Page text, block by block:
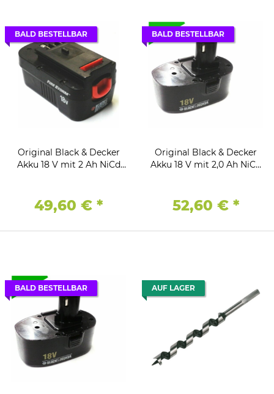
BALD BESTELLBAR
Original Black & Decker
Akku 18 V mit 2 Ah NiCd
49,60 € *
BALD BESTELLBAR
Original Black & Decker
Akku 18 V mit 2,0 Ah NiCd
52,60 € *
BALD BESTELLBAR AUF LAGER